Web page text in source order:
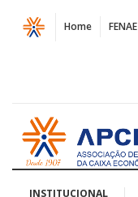
Página
CINEMA
IN
APCEF/SP
Home FENAE
Acessar
página
inicial
INSTITUCIONAL